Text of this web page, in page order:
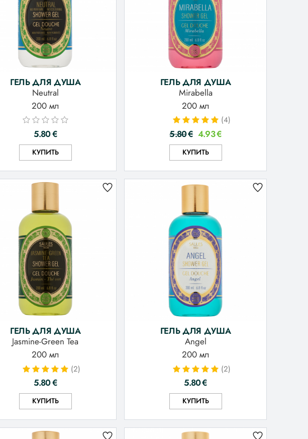
ГЕЛЬ ДЛЯ ДУША
Neutral
200 мл
5.80€
КУПИТЬ
ГЕЛЬ ДЛЯ ДУША
Mirabella
200 мл
(4)
5.80€ 4.93€
КУПИТЬ
ГЕЛЬ ДЛЯ ДУША
Jasmine-Green Tea
200 мл
(2)
5.80€
КУПИТЬ
ГЕЛЬ ДЛЯ ДУША
Angel
200 мл
(2)
5.80€
КУПИТЬ